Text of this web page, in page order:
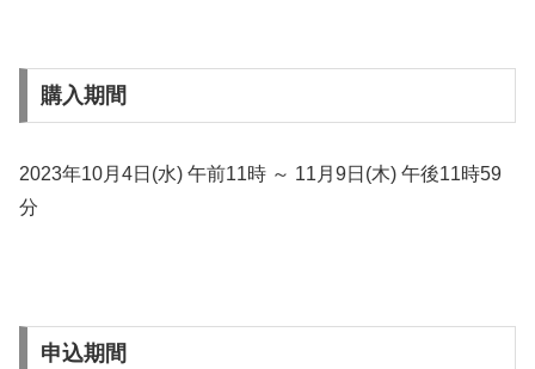
購入期間
2023年10月4日(水) 午前11時 ～ 11月9日(木) 午後11時59
分
申込期間